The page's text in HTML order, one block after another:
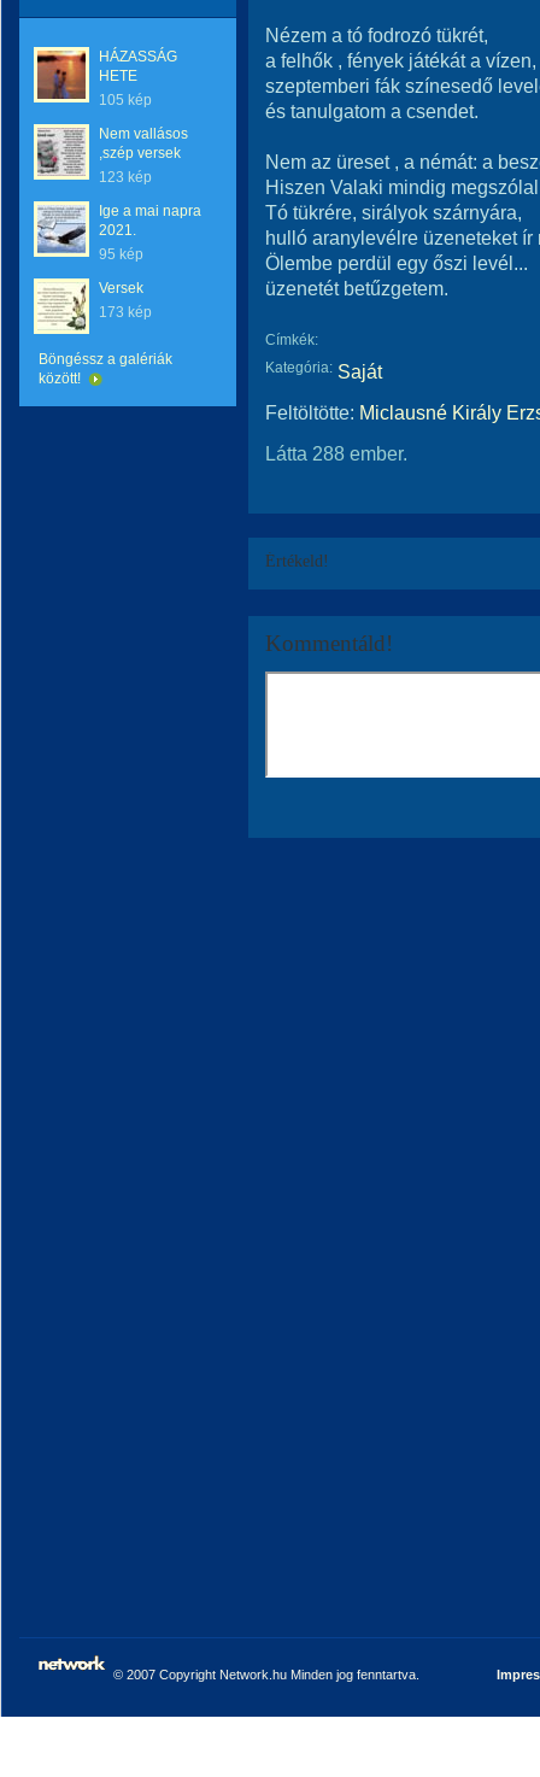
HÁZASSÁG
HETE
105 kép
Nem vallásos
,szép versek
123 kép
Ige a mai napra
2021.
95 kép
Versek
173 kép
Böngéssz a galériák
között!
Nézem a tó fodrozó tükrét,
a felhők , fények játékát a vízen,
szeptemberi fák színesedő
és tanulgatom a csendet.
Nem az üreset , a némát: a
Hiszen Valaki mindig
Tó tükrére, sirályok szárnyára,
hulló aranylevélre üzeneteket ír
Ölembe perdül egy őszi levél...
üzenetét betűzgetem.
Címkék:
Kategória: Saját
Feltöltötte: Miclausné Király
Látta 288 ember.
Értékeld!
Kommentáld!
© 2007 Copyright Network.hu Minden jog fenntartva.